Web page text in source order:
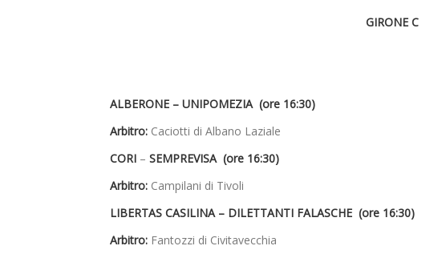
GIRONE C
ALBERONE – UNIPOMEZIA (ore 16:30)
Arbitro: Caciotti di Albano Laziale
CORI – SEMPREVISA (ore 16:30)
Arbitro: Campilani di Tivoli
LIBERTAS CASILINA – DILETTANTI FALASCHE (ore 16:30)
Arbitro: Fantozzi di Civitavecchia